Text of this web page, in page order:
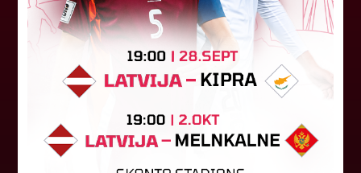
"Riga FC" iegūst handikapu, RFS
būs jāatspēlējas
Ceturtdienas vakarā savas spēles UEFA
Konferences līgas kvalifikācijas trešajā kārtā
aizvadīja divi Latvijas klubi. FC RFS izbraukumā ar